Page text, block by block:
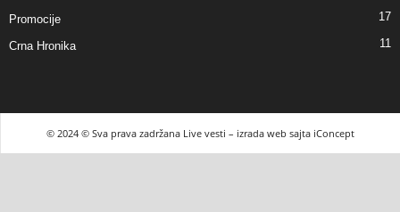
Promocije 17
Crna Hronika 11
© 2024 © Sva prava zadržana Live vesti – izrada web sajta iConcept